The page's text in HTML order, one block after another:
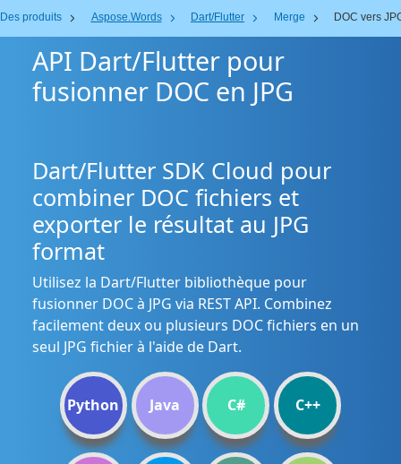
Des produits Aspose.Words Dart/Flutter Merge DOC vers
API Dart/Flutter pour
fusionner DOC en JPG
Dart/Flutter SDK Cloud pour
combiner DOC fichiers et
exporter le résultat au JPG
format
Utilisez la Dart/Flutter bibliothèque pour
fusionner DOC à JPG via REST API. Combinez
facilement deux ou plusieurs DOC fichiers en un
seul JPG fichier à l'aide de Dart.
Python Java C# C++